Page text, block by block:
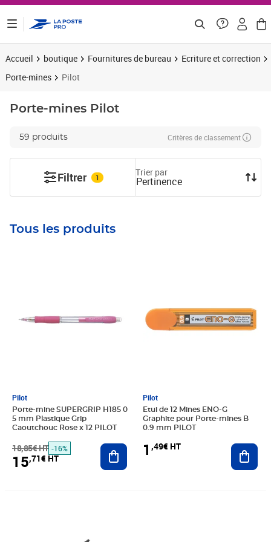
Accueil boutique Fournitures de bureau
Ecriture et correction
Porte-mines
Pilot
Porte-mines Pilot
59 produits Critères de classement
Filtrer 1 Trier par
Pertinence
Tous les produits
Pilot
Porte-mine SUPERGRIP H185 0
5 mm Plastique Grip
Caoutchouc Rose x 12 PILOT
18,85€ HT -16%
15,71€ HT
Ajouter au panier
Pilot
Etui de 12 Mines ENO-G
Graphite pour Porte-mines B
0.9 mm PILOT
1 ,49€ HT